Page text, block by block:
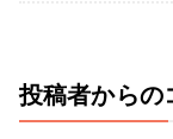
投稿者からの